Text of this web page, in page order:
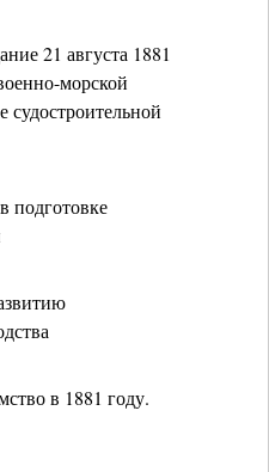
21 августа 1881
морской
судостроительной
подготовке
в 1881 году.